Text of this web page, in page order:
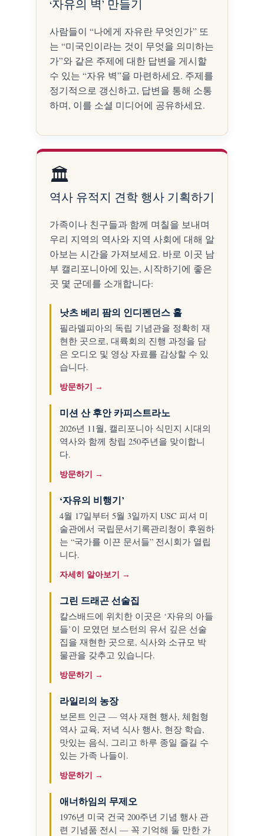
‘자유의 벽’ 만들기
사람들이 “나에게 자유란 무엇인가” 또
는 “미국인이라는 것이 무엇을 의미하는
가”와 같은 주제에 대한 답변을 게시할
수 있는 “자유 벽”을 마련하세요. 주제를
정기적으로 갱신하고, 답변을 통해 소통
하며, 이를 소셜 미디어에 공유하세요.
🏛️
역사 유적지 견학 행사 기획하기
가족이나 친구들과 함께 며칠을 보내며
우리 지역의 역사와 지역 사회에 대해 알
아보는 시간을 가져보세요. 바로 이곳 남
부 캘리포니아에 있는, 시작하기에 좋은
곳 몇 군데를 소개합니다:
낫츠 베리 팜의 인디펜던스 홀
필라델피아의 독립 기념관을 정확히 재
현한 곳으로, 대륙회의 진행 과정을 담
은 오디오 및 영상 자료를 감상할 수 있
습니다.
방문하기 →
미션 산 후안 카피스트라노
2026년 11월, 캘리포니아 식민지 시대의
역사와 함께 창립 250주년을 맞이합니
다.
방문하기 →
‘자유의 비행기’
4월 17일부터 5월 3일까지 USC 피셔 미
술관에서 국립문서기록관리청이 후원하
는 “국가를 이끈 문서들” 전시회가 열립
니다.
자세히 알아보기 →
그린 드래곤 선술집
칼스배드에 위치한 이곳은 ‘자유의 아들
들’이 모였던 보스턴의 유서 깊은 선술
집을 재현한 곳으로, 식사와 소규모 박
물관을 갖추고 있습니다.
방문하기 →
라일리의 농장
보몬트 인근 — 역사 재현 행사, 체험형
역사 교육, 저녁 식사 행사, 현장 학습,
맛있는 음식, 그리고 하루 종일 즐길 수
있는 가족 나들이.
방문하기 →
애너하임의 무제오
1976년 미국 건국 200주년 기념 행사 관
련 기념품 전시 — 꼭 기억해 둘 만한 가